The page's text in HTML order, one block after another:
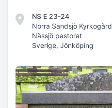
NS E 23-24
Norra Sandsjö Kyrkogård
Nässjö pastorat
Sverige, Jönköping